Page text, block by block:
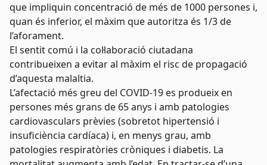
que impliquin concentració de més de 1000 persones i,
quan és inferior, el màxim que autoritza és 1/3 de
l’aforament.
El sentit comú i la col·laboració ciutadana
contribueixen a evitar al màxim el risc de propagació
d’aquesta malaltia.
L’afectació més greu del COVID-19 es produeix en
persones més grans de 65 anys i amb patologies
cardiovasculars prèvies (sobretot hipertensió i
insuficiència cardíaca) i, en menys grau, amb
patologies respiratòries cròniques i diabetis. La